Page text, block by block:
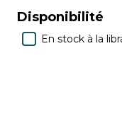
Disponibilité
En stock à la